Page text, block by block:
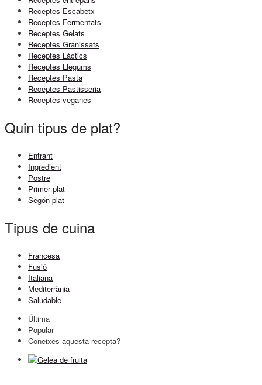
Receptes Escabetx
Receptes Fermentats
Receptes Gelats
Receptes Granissats
Receptes Làctics
Receptes Llegums
Receptes Pasta
Receptes Pastisseria
Receptes veganes
Quin tipus de plat?
Entrant
Ingredient
Postre
Primer plat
Segón plat
Tipus de cuina
Francesa
Fusió
Italiana
Mediterrània
Saludable
Última
Popular
Coneixes aquesta recepta?